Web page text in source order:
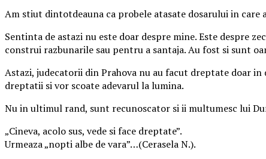
Am stiut dintotdeauna ca probele atasate dosarului in care
Sentinta de astazi nu este doar despre mine. Este despre
construi razbunarile sau pentru a santaja. Au fost si sunt
Astazi, judecatorii din Prahova nu au facut dreptate doar
dreptatii si vor scoate adevarul la lumina.
Nu in ultimul rand, sunt recunoscator si ii multumesc lui
„Cineva, acolo sus, vede si face dreptate”.
Urmeaza „nopti albe de vara”…(Cerasela N.).